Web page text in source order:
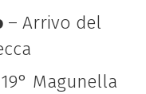
– Arrivo del
Magunella